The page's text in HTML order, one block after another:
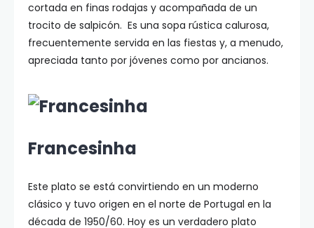
cortada en finas rodajas y acompañada de un
trocito de salpicón. Es una sopa rústica calurosa,
frecuentemente servida en las fiestas y, a menudo,
apreciada tanto por jóvenes como por ancianos.
Francesinha
Este plato se está convirtiendo en un moderno
clásico y tuvo origen en el norte de Portugal en la
década de 1950/60. Hoy es un verdadero plato